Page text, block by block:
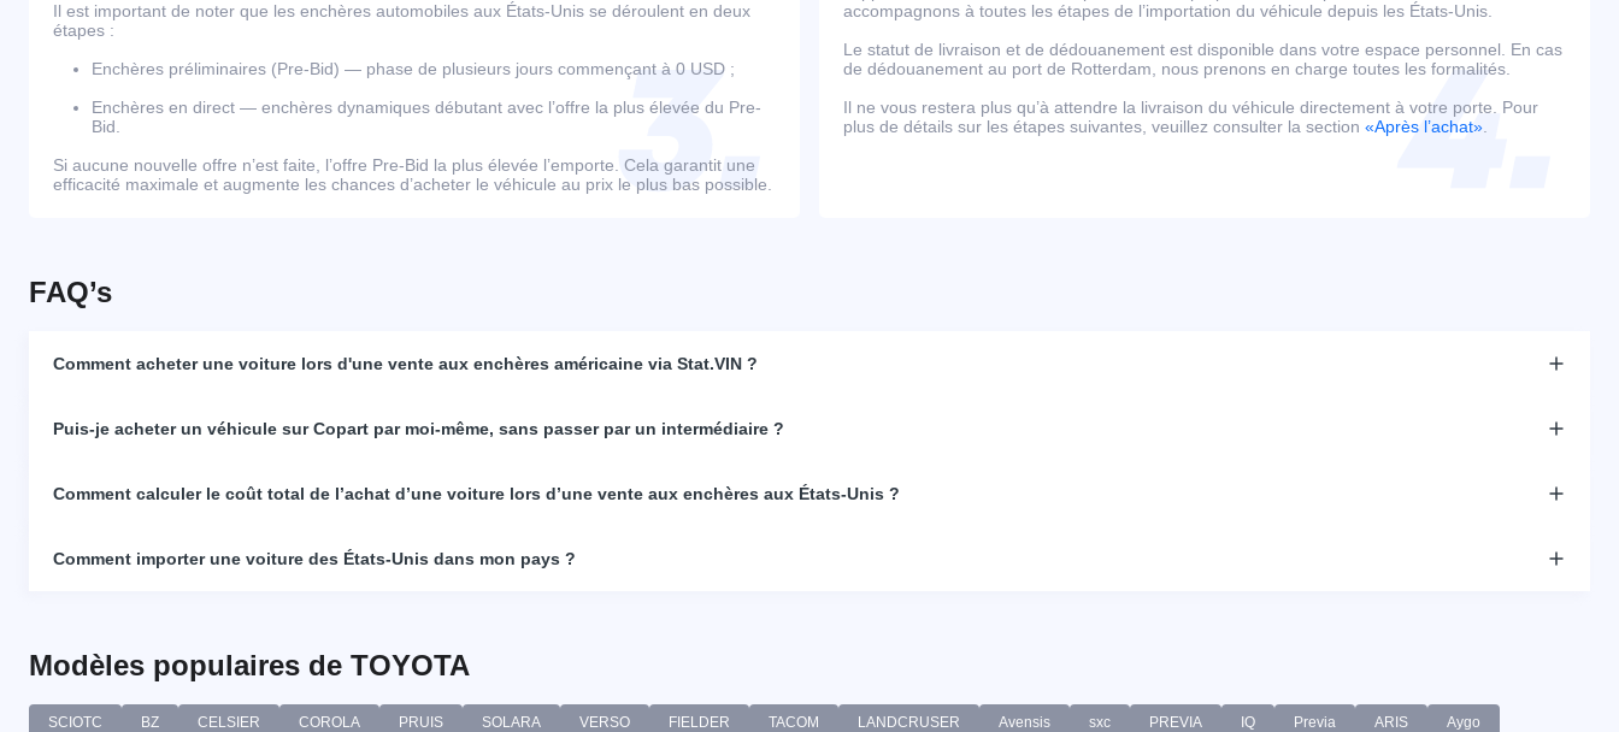
Il est important de noter que les enchères automobiles aux États-Unis se déroulent en deux
étapes :
Enchères préliminaires (Pre-Bid) — phase de plusieurs jours commençant à 0 USD ;
Enchères en direct — enchères dynamiques débutant avec l’offre la plus élevée du Pre-
Bid.
Si aucune nouvelle offre n’est faite, l’offre Pre-Bid la plus élevée l’emporte. Cela garantit une
efficacité maximale et augmente les chances d’acheter le véhicule au prix le plus bas possible.
accompagnons à toutes les étapes de l’importation du véhicule depuis les États-Unis.
Le statut de livraison et de dédouanement est disponible dans votre espace personnel. En cas
de dédouanement au port de Rotterdam, nous prenons en charge toutes les formalités.
Il ne vous restera plus qu’à attendre la livraison du véhicule directement à votre porte. Pour
plus de détails sur les étapes suivantes, veuillez consulter la section «Après l’achat»
FAQ’s
Comment acheter une voiture lors d'une vente aux enchères américaine via Stat.VIN ?
Puis-je acheter un véhicule sur Copart par moi-même, sans passer par un intermédiaire ?
Comment calculer le coût total de l’achat d’une voiture lors d’une vente aux enchères aux États-Unis ?
Comment importer une voiture des États-Unis dans mon pays ?
Modèles populaires de TOYOTA
SCIOTC BZ CELSIER COROLA PRUIS SOLARA VERSO FIELDER TACOM LANDCRUSER Avensis sxc PREVIA IQ Previa ARIS Aygo